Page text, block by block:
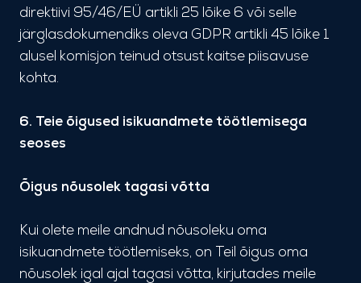
direktiivi 95/46/EÜ artikli 25 lõike 6 või selle
järglasdokumendiks oleva GDPR artikli 45 lõike 1
alusel komisjon teinud otsust kaitse piisavuse
kohta.
6. Teie õigused isikuandmete töötlemisega
seoses
Õigus nõusolek tagasi võtta
Kui olete meile andnud nõusoleku oma
isikuandmete töötlemiseks, on Teil õigus oma
nõusolek igal ajal tagasi võtta, kirjutades meile